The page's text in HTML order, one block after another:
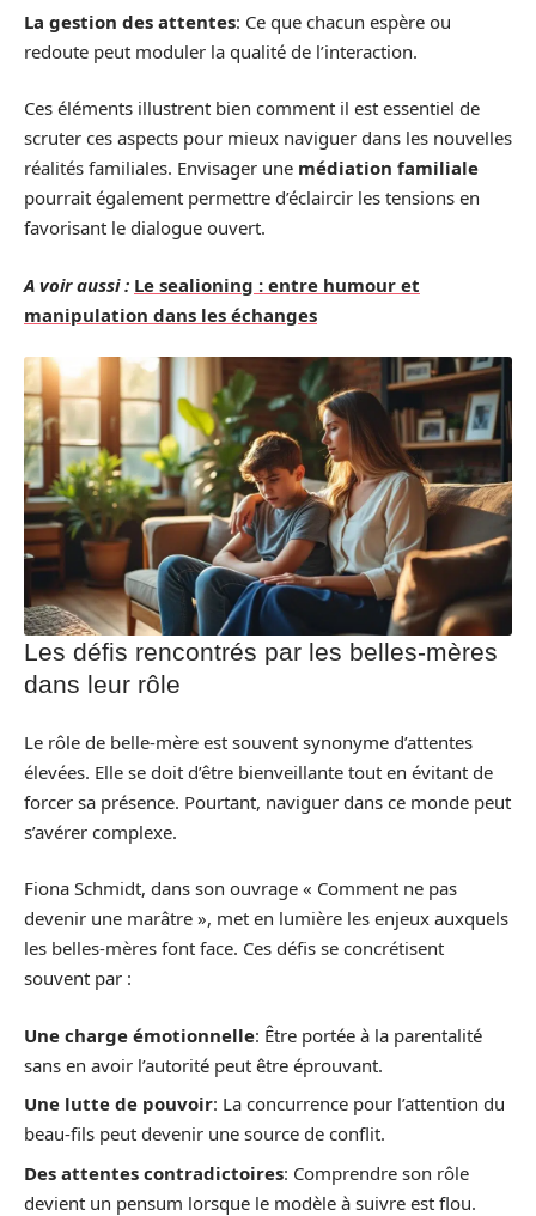
La gestion des attentes: Ce que chacun espère ou
redoute peut moduler la qualité de l’interaction.
Ces éléments illustrent bien comment il est essentiel de
scruter ces aspects pour mieux naviguer dans les nouvelles
réalités familiales. Envisager une médiation familiale
pourrait également permettre d’éclaircir les tensions en
favorisant le dialogue ouvert.
A voir aussi : Le sealioning : entre humour et
manipulation dans les échanges
Les défis rencontrés par les belles-mères
dans leur rôle
Le rôle de belle-mère est souvent synonyme d’attentes
élevées. Elle se doit d’être bienveillante tout en évitant de
forcer sa présence. Pourtant, naviguer dans ce monde peut
s’avérer complexe.
Fiona Schmidt, dans son ouvrage « Comment ne pas
devenir une marâtre », met en lumière les enjeux auxquels
les belles-mères font face. Ces défis se concrétisent
souvent par :
Une charge émotionnelle: Être portée à la parentalité
sans en avoir l’autorité peut être éprouvant.
Une lutte de pouvoir: La concurrence pour l’attention du
beau-fils peut devenir une source de conflit.
Des attentes contradictoires: Comprendre son rôle
devient un pensum lorsque le modèle à suivre est flou.